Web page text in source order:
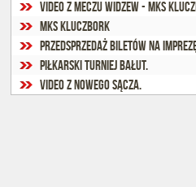
VIDEO z meczu Widzew - MKS
MKS Kluczbork
Przedsprzedaż biletów na
Piłkarski turniej Bałut.
VIDEO z Nowego Sącza.